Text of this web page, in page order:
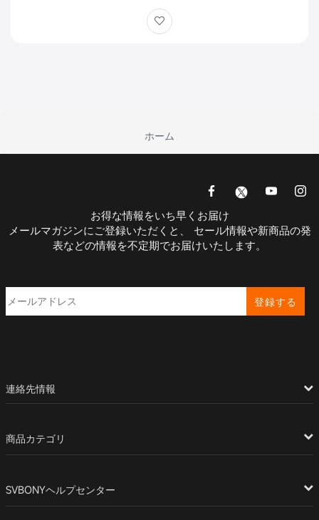
ホーム
お得な情報をいち早くお届け
メールマガジンにご登録いただくと、 セール情報や新商品の発
表などの情報を不定期でお届けいたします。
登録する
連絡先情報
商品カテゴリ
SVBONYヘルプセンター